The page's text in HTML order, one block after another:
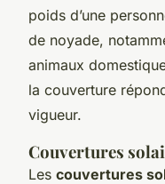
poids d’une
de noyade,
animaux
la couverture
vigueur.
Couvertures
Les couvertures